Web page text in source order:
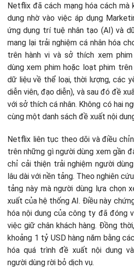
Netflix đã cách mạng hóa cách mà
dung nhờ vào việc áp dụng
ứng dụng trí tuệ nhân tạo (AI) và
mang lại trải nghiệm cá nhân hóa
trên hành vi và sở thích xem
dùng xem phim hoặc loạt phim
dữ liệu về thể loại, thời lượng, các
diễn viên, đạo diễn), và sau đó đề
với sở thích cá nhân. Không có hai
cùng một danh sách đề xuất nội
Netflix liên tục theo dõi và điều
trên những gì người dùng xem gần
chỉ cải thiện trải nghiệm người
lâu dài với nền tảng. Theo nghiên
tảng này mà người dùng lựa chọn
xuất của hệ thống AI. Điều này
hóa nội dung của công ty đã đóng
việc giữ chân khách hàng. Đồng
khoảng 1 tỷ USD hàng năm bằng
hóa quá trình đề xuất nội dung
người dùng rời bỏ dịch vụ.